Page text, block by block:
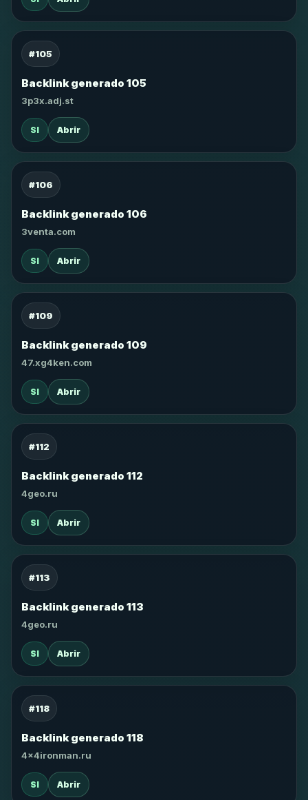
#105
Backlink generado 105
3p3x.adj.st
SI Abrir
#106
Backlink generado 106
3venta.com
SI Abrir
#109
Backlink generado 109
47.xg4ken.com
SI Abrir
#112
Backlink generado 112
4geo.ru
SI Abrir
#113
Backlink generado 113
4geo.ru
SI Abrir
#118
Backlink generado 118
4x4ironman.ru
SI Abrir